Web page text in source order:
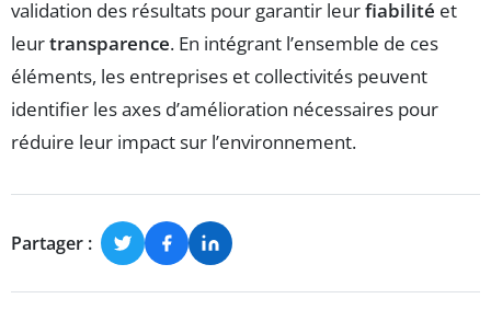
validation des résultats pour garantir leurfiabilité et
leurtransparence. En intégrant l’ensemble de ces
éléments, les entreprises et collectivités peuvent
identifier les axes d’amélioration nécessaires pour
réduire leur impact sur l’environnement.
Partager :